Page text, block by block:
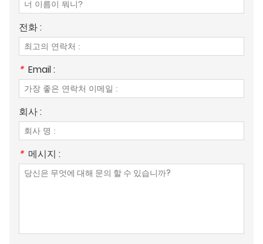
전화 :
* Email :
회사 :
* 메시지 :